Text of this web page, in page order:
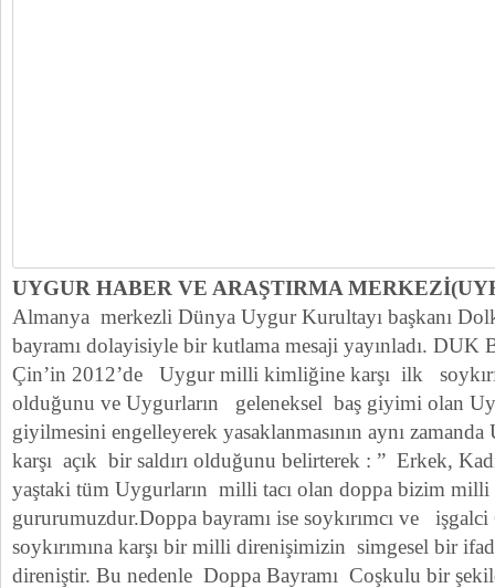
UYGUR HABER VE ARAŞTIRMA
Almanya merkezli Dünya Uygur Kurultayı başkanı
bayramı dolayisiyle bir kutlama mesaji yayınladı. DUK
Çin’in 2012’de Uygur milli kimliğine karşı ilk
olduğunu ve Uygurların geleneksel baş giyimi olan
giyilmesini engelleyerek yasaklanmasının aynı
karşı açık bir saldırı olduğunu belirterek : ” Erkek,
yaştaki tüm Uygurların milli tacı olan doppa bizim milli
gururumuzdur.Doppa bayramı ise soykırımcı ve
soykırımına karşı bir milli direnişimizin simgesel bir
direniştir. Bu nedenle Doppa Bayramı Coşkulu bir